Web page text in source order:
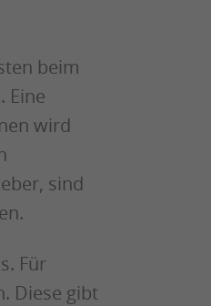
beim
Eine
wird
sind
Für
Diese gibt